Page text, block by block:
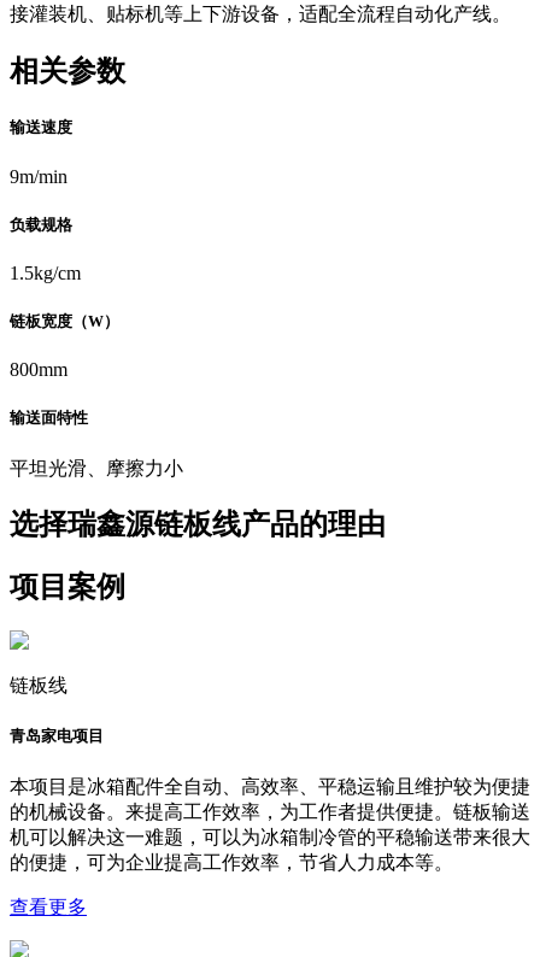
接灌装机、贴标机等上下游设备，适配全流程自动化产线。
相关参数
输送速度
9m/min
负载规格
1.5kg/cm
链板宽度（W）
800mm
输送面特性
平坦光滑、摩擦力小
选择瑞鑫源链板线产品的理由
项目案例
链板线
青岛家电项目
本项目是冰箱配件全自动、高效率、平稳运输且维护较为便捷
的机械设备。来提高工作效率，为工作者提供便捷。链板输送
机可以解决这一难题，可以为冰箱制冷管的平稳输送带来很大
的便捷，可为企业提高工作效率，节省人力成本等。
查看更多